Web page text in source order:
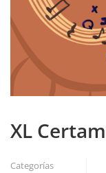
XL
Categorías